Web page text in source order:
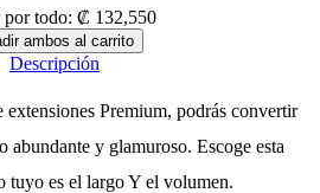
por todo: ₡ 132,550
Descripción
extensiones Premium, podrás convertir
abundante y glamuroso. Escoge esta
tuyo es el largo Y el volumen.